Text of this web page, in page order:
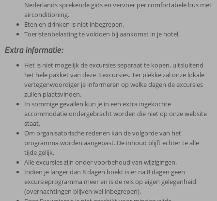
Nederlands sprekende gids en vervoer per comfortabele bus met
airconditioning.
Eten en drinken is niet inbegrepen.
Toeristenbelasting te voldoen bij aankomst in je hotel.
Extra informatie:
Het is niet mogelijk de excursies separaat te kopen, uitsluitend
het hele pakket van deze 3 excursies. Ter plekke zal onze lokale
vertegenwoordiger je informeren op welke dagen de excursies
zullen plaatsvinden.
In sommige gevallen kun je in een extra ingekochte
accommodatie ondergebracht worden die niet op onze website
staat.
Om organisatorische redenen kan de volgorde van het
programma worden aangepast. De inhoud blijft echter te alle
tijde gelijk.
Alle excursies zijn onder voorbehoud van wijzigingen.
Indien je langer dan 8 dagen boekt is er na 8 dagen geen
excursieprogramma meer en is de reis op eigen gelegenheid
(overnachtingen blijven wel inbegrepen).